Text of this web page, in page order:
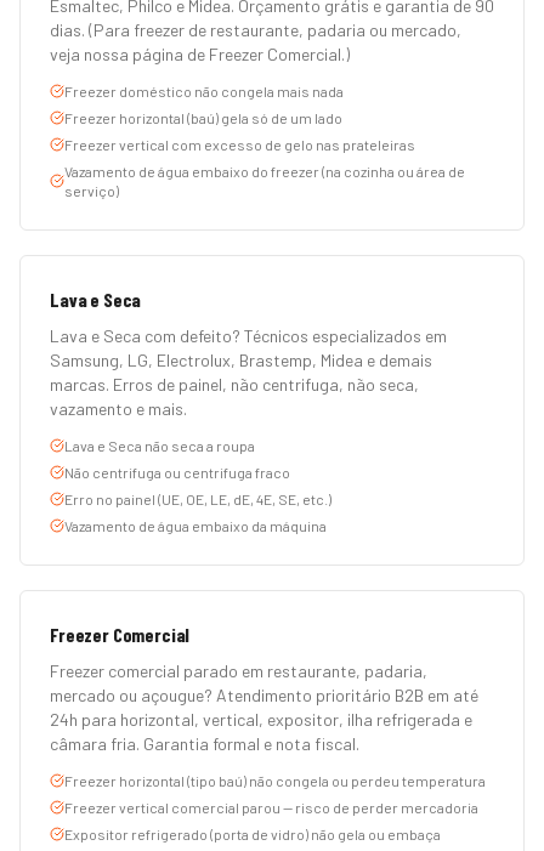
Esmaltec, Philco e Midea. Orçamento grátis e garantia de 90
dias. (Para freezer de restaurante, padaria ou mercado,
veja nossa página de Freezer Comercial.)
Freezer doméstico não congela mais nada
Freezer horizontal (baú) gela só de um lado
Freezer vertical com excesso de gelo nas prateleiras
Vazamento de água embaixo do freezer (na cozinha ou área de
serviço)
Lava e Seca
Lava e Seca com defeito? Técnicos especializados em
Samsung, LG, Electrolux, Brastemp, Midea e demais
marcas. Erros de painel, não centrifuga, não seca,
vazamento e mais.
Lava e Seca não seca a roupa
Não centrifuga ou centrifuga fraco
Erro no painel (UE, OE, LE, dE, 4E, SE, etc.)
Vazamento de água embaixo da máquina
Freezer Comercial
Freezer comercial parado em restaurante, padaria,
mercado ou açougue? Atendimento prioritário B2B em até
24h para horizontal, vertical, expositor, ilha refrigerada e
câmara fria. Garantia formal e nota fiscal.
Freezer horizontal (tipo baú) não congela ou perdeu temperatura
Freezer vertical comercial parou — risco de perder mercadoria
Expositor refrigerado (porta de vidro) não gela ou embaça